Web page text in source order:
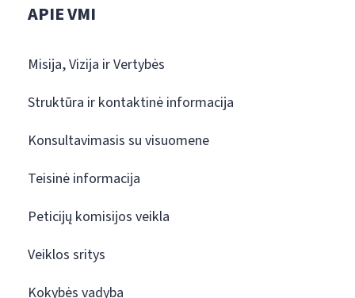
APIE VMI
Misija, Vizija ir Vertybės
Struktūra ir kontaktinė informacija
Konsultavimasis su visuomene
Teisinė informacija
Peticijų komisijos veikla
Veiklos sritys
Kokybės vadyba